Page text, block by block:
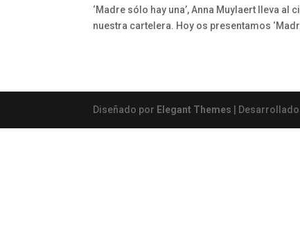
‘Madre sólo hay una’, Anna Muylaert lleva
nuestra cartelera. Hoy os presentamos
Diseñado por Elegant Themes |